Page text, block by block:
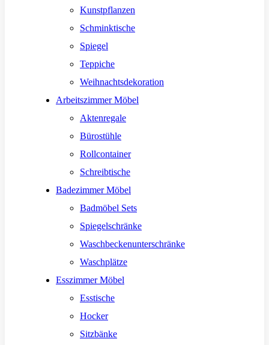
Kunstpflanzen
Schminktische
Spiegel
Teppiche
Weihnachtsdekoration
Arbeitszimmer Möbel
Aktenregale
Bürostühle
Rollcontainer
Schreibtische
Badezimmer Möbel
Badmöbel Sets
Spiegelschränke
Waschbeckenunterschränke
Waschplätze
Esszimmer Möbel
Esstische
Hocker
Sitzbänke